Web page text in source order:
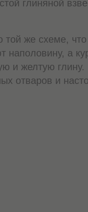
глиняной
той же схеме,
наполовину, а
и желтую
отваров и